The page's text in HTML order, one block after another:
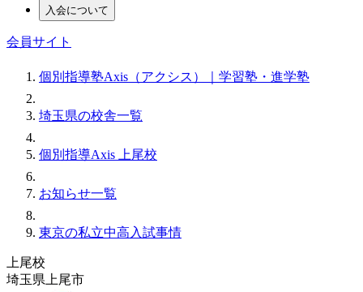
入会について
会員サイト
個別指導塾Axis（アクシス）｜学習塾・進学塾
埼玉県の校舎一覧
個別指導Axis 上尾校
お知らせ一覧
東京の私立中高入試事情
上尾校
埼玉県上尾市